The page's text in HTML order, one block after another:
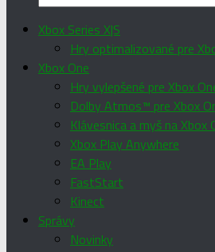
Xbox Series X|S
Hry optimalizované pre
Xbox One
Hry vylepšené pre Xbox
Dolby Atmos™ pre Xbox
Klávesnica a myš na Xbox
Xbox Play Anywhere
EA Play
FastStart
Kinect
Správy
Novinky